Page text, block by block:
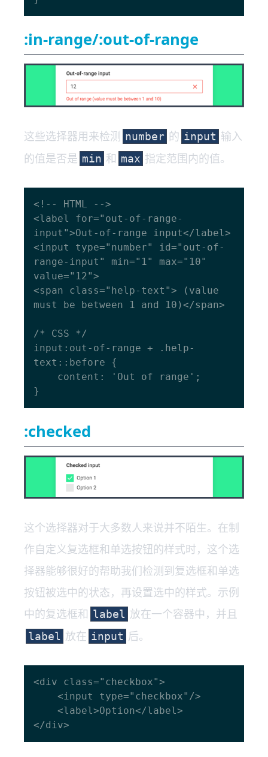
:in-range/:out-of-range
这些选择器用来检测 number 的 input 输入
的值是否是 min 和 max 指定范围内的值。
<!-- HTML -->
<label for="out-of-range-
input">Out-of-range input</label>
<input type="number" id="out-of-
range-input" min="1" max="10"
value="12">
<span class="help-text"> (value
must be between 1 and 10)</span>
/* CSS */
input:out-of-range + .help-
text::before {
:checked
这个选择器对于大多数人来说并不陌生。在制
作自定义复选框和单选按钮的样式时，这个选
择器能够很好的帮助我们检测到复选框和单选
按钮被选中的状态，再设置选中的样式。示例
中的复选框和 label 放在一个容器中，并且
label 放在 input 后。
<div class="checkbox">